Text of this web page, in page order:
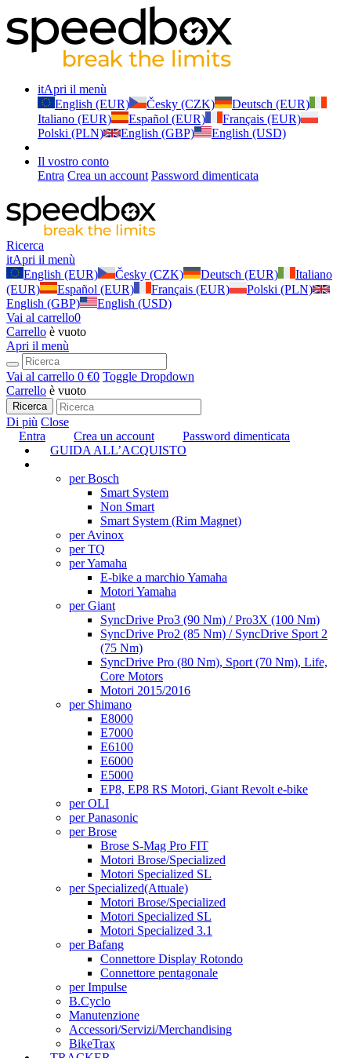
itApri il menù
English (EUR)
Česky (CZK)
Deutsch (EUR)
Italiano (EUR)
Español (EUR)
Français (EUR)
Polski (PLN)
English (GBP) English (USD)
Il vostro conto
Entra Crea un account Password dimenticata
Ricerca
itApri il menù
English (EUR)
Česky (CZK) Deutsch (EUR)
Italiano
(EUR)
Español (EUR) Français (EUR)
Polski (PLN)
English (GBP)
English (USD)
Vai al carrello0
Carrello è vuoto
Apri il menù
Vai al carrello 0 €0 Toggle Dropdown
Carrello è vuoto
Ricerca
Di più Close
Entra
Crea un account
Password dimenticata
GUIDA ALL’ACQUISTO
per Bosch
Smart System
Non Smart
Smart System (Rim Magnet)
per Avinox
per TQ
per Yamaha
E-bike a marchio Yamaha
Motori Yamaha
per Giant
SyncDrive Pro3 (90 Nm) / Pro3X (100 Nm)
SyncDrive Pro2 (85 Nm) / SyncDrive Sport 2
(75 Nm)
SyncDrive Pro (80 Nm), Sport (70 Nm), Life,
Core Motors
Motori 2015/2016
per Shimano
E8000
E7000
E6100
E6000
E5000
EP8, EP8 RS Motori, Giant Revolt e-bike
per OLI
per Panasonic
per Brose
Brose S-Mag Pro FIT
Motori Brose/Specialized
Motori Specialized SL
per Specialized(Attuale)
Motori Brose/Specialized
Motori Specialized SL
Motori Specialized 3.1
per Bafang
Connettore Display Rotondo
Connettore pentagonale
per Impulse
B.Cyclo
Manutenzione
Accessori/Servizi/Merchandising
BikeTrax